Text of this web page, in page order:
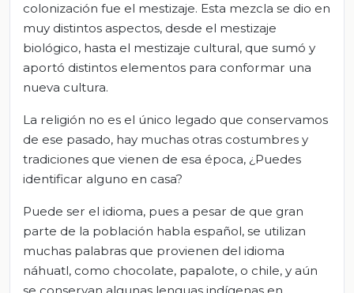
colonización fue el mestizaje. Esta mezcla se dio en
muy distintos aspectos, desde el mestizaje
biológico, hasta el mestizaje cultural, que sumó y
aportó distintos elementos para conformar una
nueva cultura.
La religión no es el único legado que conservamos
de ese pasado, hay muchas otras costumbres y
tradiciones que vienen de esa época, ¿Puedes
identificar alguno en casa?
Puede ser el idioma, pues a pesar de que gran
parte de la población habla español, se utilizan
muchas palabras que provienen del idioma
náhuatl, como chocolate, papalote, o chile, y aún